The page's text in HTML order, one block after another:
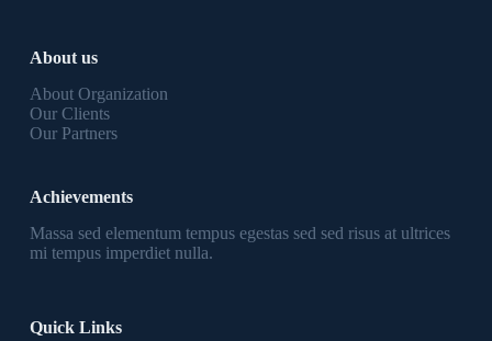
About us
About Organization
Our Clients
Our Partners
Achievements
Massa sed elementum tempus egestas sed sed risus at ultrices
mi tempus imperdiet nulla.
Quick Links